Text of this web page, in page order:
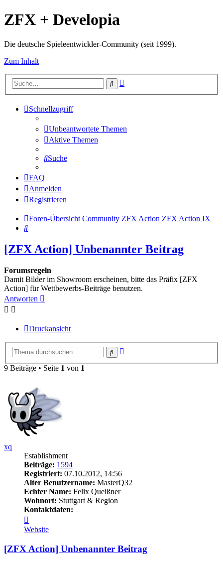
ZFX + Developia
Die deutsche Spieleentwickler-Community (seit 1999).
Zum Inhalt
Suche
Schnellzugriff
Unbeantwortete Themen
Aktive Themen
Suche
FAQ
Anmelden
Registrieren
Foren-Übersicht Community ZFX Action ZFX Action IX
Suche
[ZFX Action] Unbenannter Beitrag
Forumsregeln
Damit Bilder im Showroom erscheinen, bitte das Präfix [ZFX
Action] für Wettbewerbs-Beiträge benutzen.
Antworten
Druckansicht
Suche
9 Beiträge • Seite 1 von 1
xq
Establishment
Beiträge: 1594
Registriert: 07.10.2012, 14:56
Alter Benutzername: MasterQ32
Echter Name: Felix Queißner
Wohnort: Stuttgart & Region
Kontaktdaten:
von
xq
Website
[ZFX Action] Unbenannter Beitrag